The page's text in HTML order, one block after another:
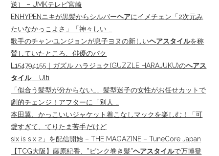
送） – UMKテレビ宮崎
ENHYPENニキが黒髪からシルバーヘアにイメチェン「2次元み
たいなかっこよさ」「神々しい …
歌手のチャン·ユンジョンが息子ヨヌの新しいヘアスタイルを称
賛していたところ、俳優のパク
L154794155｜ガズル ハラジュク(GUZZLE HARAJUKU)のヘアス
タイル– Ulti
「似合う髪型が分からない…」髪型迷子の女性がお任せカットで
劇的チェンジ！アフターに「別人 …
本田翼、かっこいいジャケット着こなしマックを楽しむ！「可
愛すぎて、てりたま苦手だけど
six is six 2」を配信開始 – THE MAGAZINE – TuneCore Japan
【TCG大阪】藤原紀香、”ピンク巻き髪”ヘアスタイルで万博登